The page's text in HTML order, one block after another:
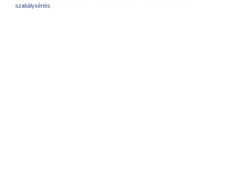
szabálysértés